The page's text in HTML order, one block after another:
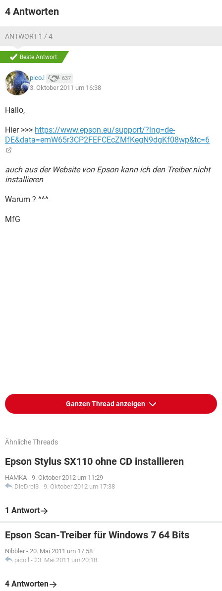
4 Antworten
ANTWORT 1 / 4
Beste Antwort
pico.l 637
3. Oktober 2011 um 16:38
Hallo,
Hier >>> https://www.epson.eu/support/?lng=de-
DE&data=emW65r3CP2FEFCEcZMfKegN9dgKf08wp&tc=6
auch aus der Website von Epson kann ich den Treiber nicht
installieren
Warum ? ^^^
MfG
Ganzen Thread anzeigen
Ähnliche Threads
Epson Stylus SX110 ohne CD installieren
HAMKA - 9. Oktober 2012 um 11:29
DieDrei3 - 9. Oktober 2012 um 17:38
1 Antwort
Epson Scan-Treiber für Windows 7 64 Bits
Nibbler - 20. Mai 2011 um 17:58
pico.l - 23. Mai 2011 um 20:18
4 Antworten